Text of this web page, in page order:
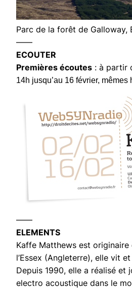
Parc de la forêt de Galloway,
——
ECOUTER
Premières écoutes : à partir
14h jusqu’au 16 février, mêmes
——
ELEMENTS
Kaffe Matthews est
l’Essex (Angleterre), elle vit
Depuis 1990, elle a réalisé et
electro acoustique dans le